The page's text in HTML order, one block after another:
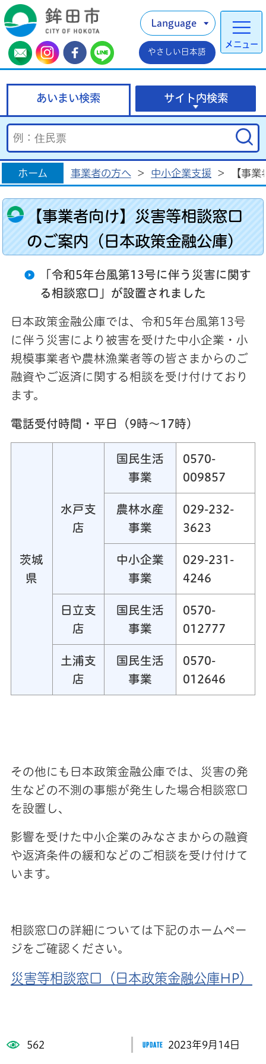
メニュー
Language
やさしい日本語
あいまい検索 サイト内検索
ホーム 事業者の方へ > 中小企業支援 > 【事
【事業者向け】災害等相談窓口
のご案内（日本政策金融公庫）
「令和5年台風第13号に伴う災害に関す
る相談窓口」が設置されました
日本政策金融公庫では、令和5年台風第13号
に伴う災害により被害を受けた中小企業・小
規模事業者や農林漁業者等の皆さまからのご
融資やご返済に関する相談を受け付けており
ます。
電話受付時間・平日（9時～17時）
茨城
県
水戸支
店
国民生活
事業
0570-
009857
農林水産
事業
029-232-
3623
中小企業
事業
029-231-
4246
日立支
店
国民生活
事業
0570-
012777
土浦支
店
国民生活
事業
0570-
012646
その他にも日本政策金融公庫では、災害の発
生などの不測の事態が発生した場合相談窓口
を設置し、
影響を受けた中小企業のみなさまからの融資
や返済条件の緩和などのご相談を受け付けて
います。
相談窓口の詳細については下記のホームペー
ジをご確認ください。
災害等相談窓口（日本政策金融公庫HP）
562 2023年9月14日